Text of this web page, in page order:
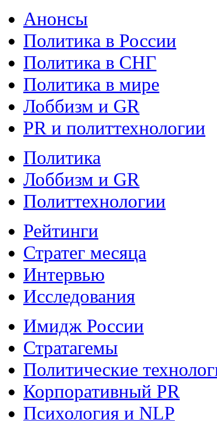
Анонсы
Политика в России
Политика в СНГ
Политика в мире
Лоббизм и GR
PR и политтехнологии
Политика
Лоббизм и GR
Политтехнологии
Рейтинги
Стратег месяца
Интервью
Исследования
Имидж России
Стратагемы
Политические
Корпоративный PR
Психология и NLP